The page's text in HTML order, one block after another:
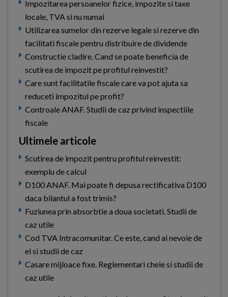
Impozitarea persoanelor fizice, impozite si taxe
locale, TVA si nu numai
Utilizarea sumelor din rezerve legale si rezerve din
facilitati fiscale pentru distribuire de dividende
Constructie cladire. Cand se poate beneficia de
scutirea de impozit pe profitul reinvestit?
Care sunt facilitatile fiscale care va pot ajuta sa
reduceti impozitul pe profit?
Controale ANAF. Studii de caz privind inspectiile
fiscale
Ultimele articole
Scutirea de impozit pentru profitul reinvestit:
exemplu de calcul
D100 ANAF. Mai poate fi depusa rectificativa D100
daca bilantul a fost trimis?
Fuziunea prin absorbtie a doua societati. Studii de
caz utile
Cod TVA Intracomunitar. Ce este, cand ai nevoie de
el si studii de caz
Casare mijloace fixe. Reglementari cheie si studii de
caz utile